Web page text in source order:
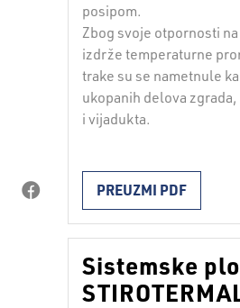
posipom.
Zbog svoje otpornosti
izdrže temperaturne
trake su se nametnule
ukopanih delova
i vijadukta.
PREUZMI PDF
Sistemske